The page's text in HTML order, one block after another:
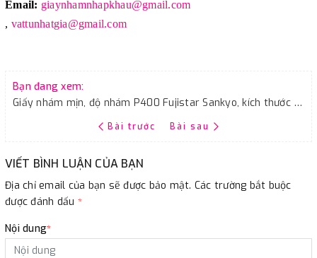
Email: giaynhamnhapkhau@gmail.com
, vattunhatgia@gmail.com
Bạn đang xem:
Giấy nhám mịn, độ nhám P400 Fujistar Sankyo, kích thước 9''x11''
Bài trước Bài sau
VIẾT BÌNH LUẬN CỦA BẠN
Địa chỉ email của bạn sẽ được bảo mật. Các trường bắt buộc
được đánh dấu *
Nội dung*